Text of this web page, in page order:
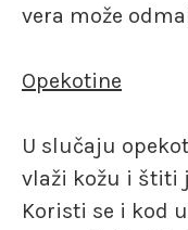
vera može
Opekotine
U slučaju
vlaži kožu i štiti
Koristi se i kod